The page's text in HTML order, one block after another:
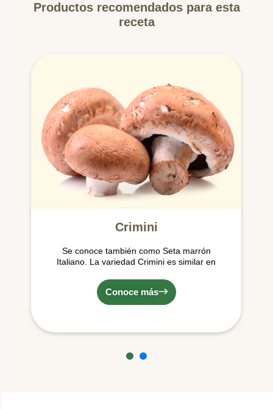
Productos recomendados para esta
receta
Crimini
Se conoce también como Seta marrón
Italiano. La variedad Crimini es similar en
café y una textura firme.
Conoce más